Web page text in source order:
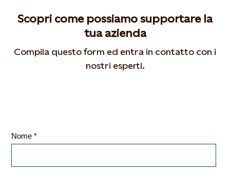
Scopri come possiamo supportare la
tua azienda
Compila questo form ed entra in contatto con i
nostri esperti.